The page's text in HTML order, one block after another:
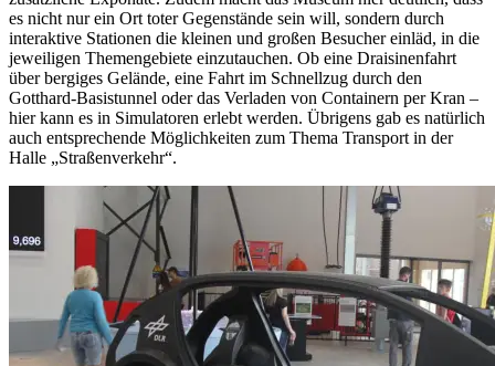
es nicht nur ein Ort toter Gegenstände sein will, sondern durch
interaktive Stationen die kleinen und großen Besucher einläd, in die
jeweiligen Themengebiete einzutauchen. Ob eine Draisinenfahrt
über bergiges Gelände, eine Fahrt im Schnellzug durch den
Gotthard-Basistunnel oder das Verladen von Containern per Kran –
hier kann es in Simulatoren erlebt werden. Übrigens gab es natürlich
auch entsprechende Möglichkeiten zum Thema Transport in der
Halle „Straßenverkehr“.